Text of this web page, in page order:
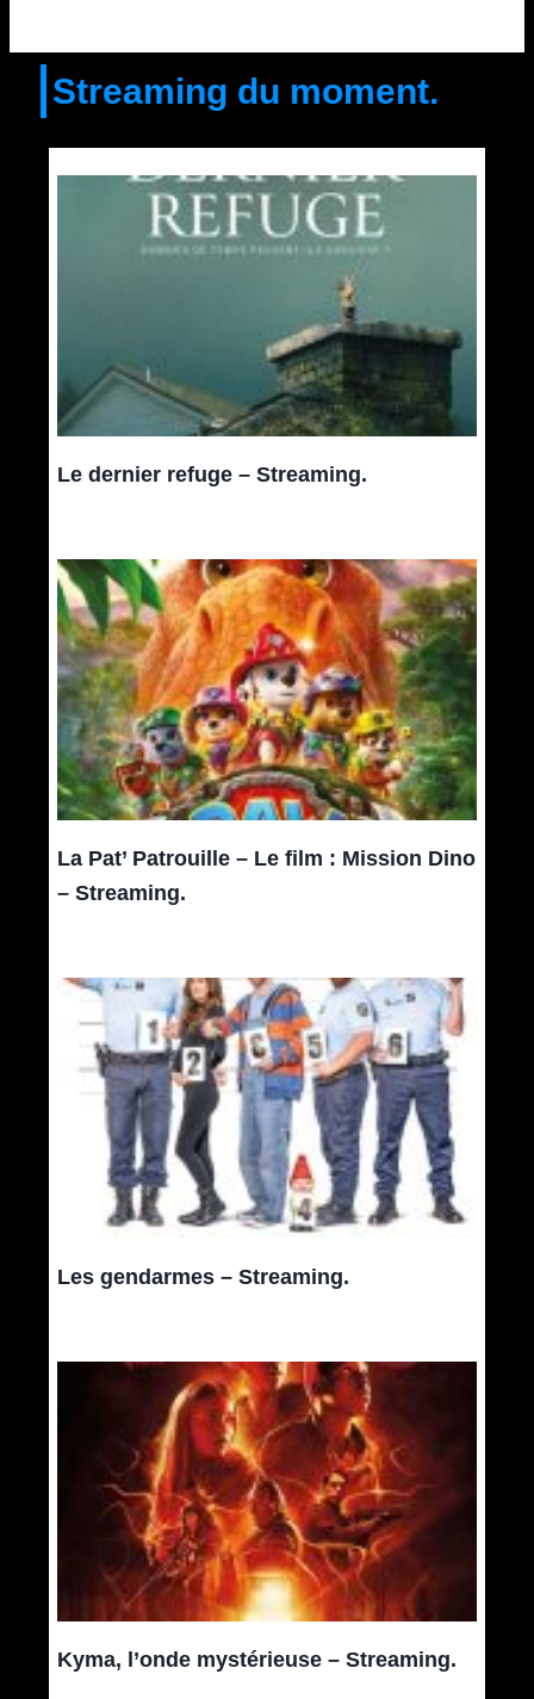
Streaming du moment.
Le dernier refuge – Streaming.
La Pat’ Patrouille – Le film : Mission Dino
– Streaming.
Les gendarmes – Streaming.
Kyma, l’onde mystérieuse – Streaming.